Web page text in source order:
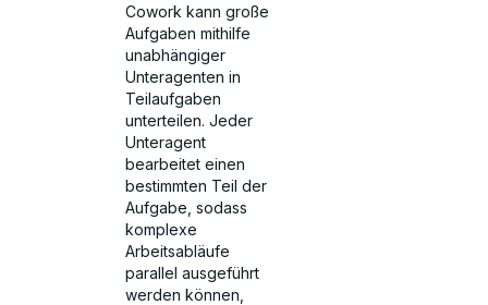
Cowork kann große
Aufgaben mithilfe
unabhängiger
Unteragenten in
Teilaufgaben
unterteilen. Jeder
Unteragent
bearbeitet einen
bestimmten Teil der
Aufgabe, sodass
komplexe
Arbeitsabläufe
parallel ausgeführt
werden können,